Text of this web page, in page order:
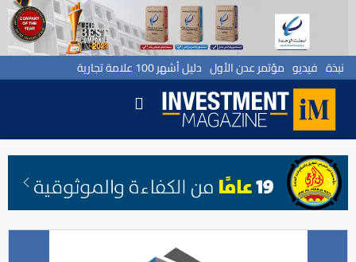
نبذة فيديو مؤتمر عدن الأول دليل أشهر 100 علامة تجارية